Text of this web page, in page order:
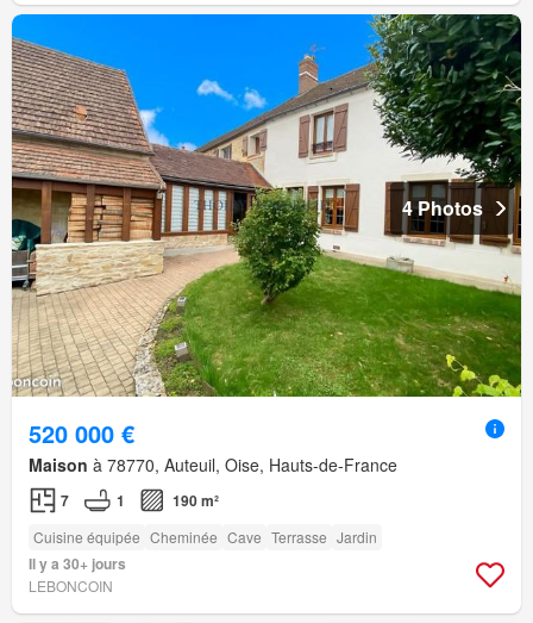
4 Photos
520 000 €
Maison à 78770, Auteuil, Oise, Hauts-de-France
7 1 190 m²
Cuisine équipée Cheminée Cave Terrasse Jardin
Il y a 30+ jours
LEBONCOIN